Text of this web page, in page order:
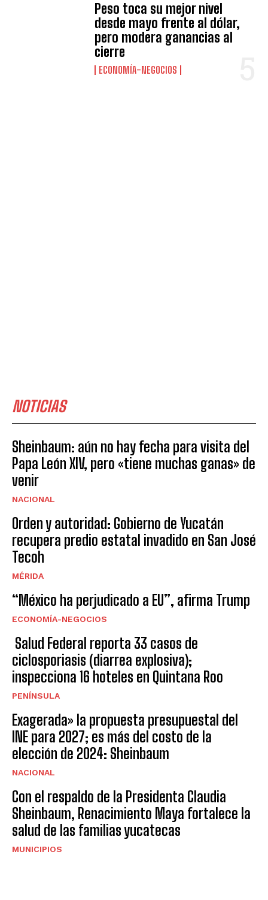
Peso toca su mejor nivel
desde mayo frente al dólar,
pero modera ganancias al
cierre
ECONOMÍA-NEGOCIOS
NOTICIAS
Sheinbaum: aún no hay fecha para visita del
Papa León XIV, pero «tiene muchas ganas» de
venir
NACIONAL
Orden y autoridad: Gobierno de Yucatán
recupera predio estatal invadido en San José
Tecoh
MÉRIDA
“México ha perjudicado a EU”, afirma Trump
ECONOMÍA-NEGOCIOS
Salud Federal reporta 33 casos de
ciclosporiasis (diarrea explosiva);
inspecciona 16 hoteles en Quintana Roo
PENÍNSULA
Exagerada» la propuesta presupuestal del
INE para 2027; es más del costo de la
elección de 2024: Sheinbaum
NACIONAL
Con el respaldo de la Presidenta Claudia
Sheinbaum, Renacimiento Maya fortalece la
salud de las familias yucatecas
MUNICIPIOS